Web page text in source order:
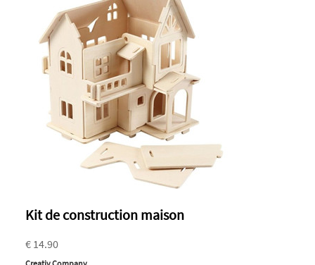
Kit de construction maison
€ 14.90